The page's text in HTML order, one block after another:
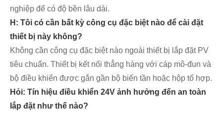
nghiệp để có độ bền lâu dài.
H: Tôi có cần bất kỳ công cụ đặc biệt nào để cài đặt
thiết bị này không?
Không cần công cụ đặc biệt nào ngoài thiết bị lắp đặt PV
tiêu chuẩn. Thiết bị kết nối thẳng hàng với cáp mô-đun và
bộ điều khiển được gắn gần bộ biến tần hoặc hộp tổ hợp.
Hỏi: Tín hiệu điều khiển 24V ảnh hưởng đến an toàn
lắp đặt như thế nào?